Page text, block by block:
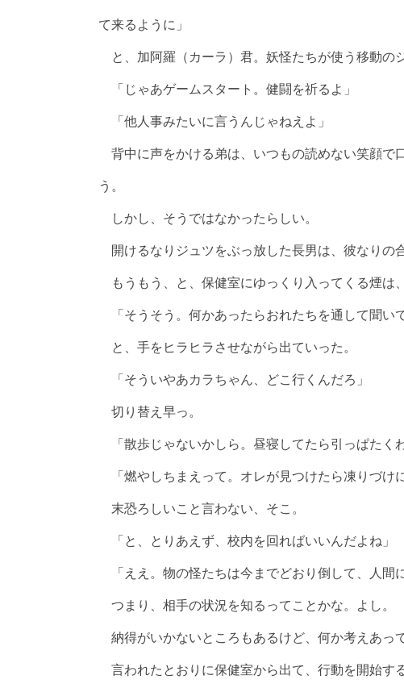
て来るように」
と、加阿羅（カーラ）君。妖怪たちが使う移動の
「じゃあゲームスタート。健闘を祈るよ」
「他人事みたいに言うんじゃねえよ」
背中に声をかける弟は、いつもの読めない笑顔で
う。
しかし、そうではなかったらしい。
開けるなりジュツをぶっ放した長男は、彼なりの
もうもう、と、保健室にゆっくり入ってくる煙は
「そうそう。何かあったらおれたちを通して聞い
と、手をヒラヒラさせながら出ていった。
「そういやあカラちゃん、どこ行くんだろ」
切り替え早っ。
「散歩じゃないかしら。昼寝してたら引っぱたくわ
「燃やしちまえって。オレが見つけたら凍りづけ
末恐ろしいこと言わない、そこ。
「と、とりあえず、校内を回ればいいんだよね」
「ええ。物の怪たちは今までどおり倒して、人間
つまり、相手の状況を知るってことかな。よし。
納得がいかないところもあるけど、何か考えあっ
言われたとおりに保健室から出て、行動を開始す